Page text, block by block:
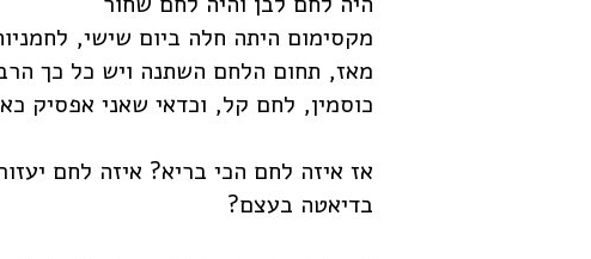
מקסימום היתה חלה ביום שישי,
מאז, תחום הלחם השתנה ויש כל כך
כוסמין, לחם קל, וכדאי שאני אפסיק
אז איזה לחם הכי בריא? איזה לחם
בדיאטה בעצם?